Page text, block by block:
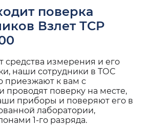
поверка
Взлет ТСР
средства измерения и его
наши сотрудники в ТОС
приезжают к вам с
проводят поверку на месте,
приборы и поверяют его в
лаборатории,
1-го разряда.